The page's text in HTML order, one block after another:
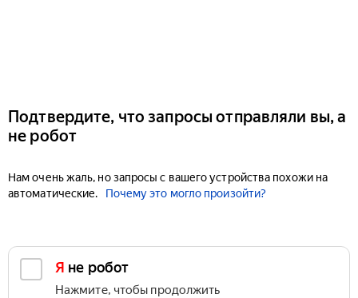
Подтвердите, что запросы отправляли вы, а
не робот
Нам очень жаль, но запросы с вашего устройства похожи на
автоматические.
Почему это могло произойти?
Я не робот
Нажмите, чтобы продолжить